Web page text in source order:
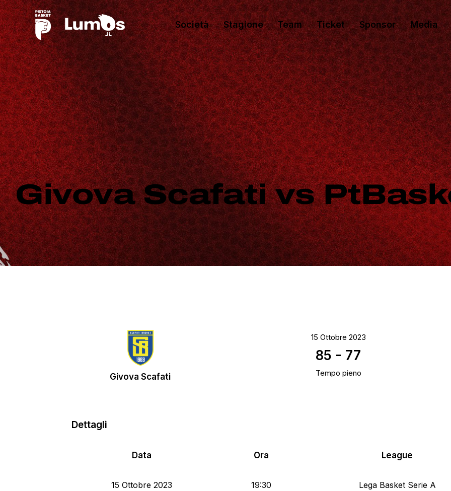
Società Stagione Team Ticket Sponsor Media
Givova Scafati vs
Givova Scafati
15 Ottobre 2023
85 - 77
Tempo pieno
Dettagli
Data Ora League
15 Ottobre 2023 19:30 Lega Basket Serie A